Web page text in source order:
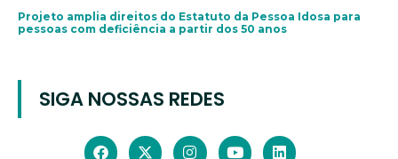
Projeto amplia direitos do Estatuto da Pessoa Idosa para
pessoas com deficiência a partir dos 50 anos
SIGA NOSSAS REDES